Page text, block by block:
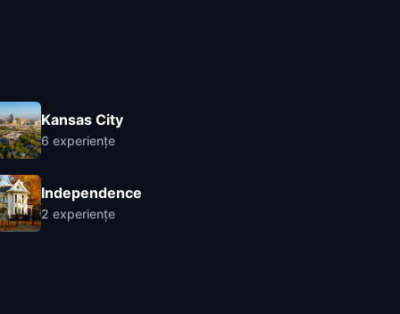
Kansas City
6 experiențe
Independence
2 experiențe